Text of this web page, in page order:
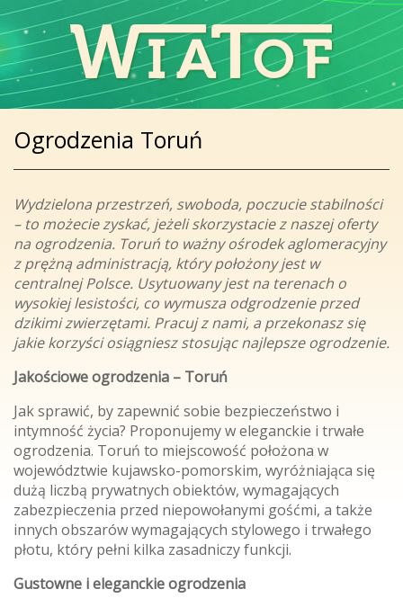
Ogrodzenia Toruń
Wydzielona przestrzeń, swoboda, poczucie stabilności
– to możecie zyskać, jeżeli skorzystacie z naszej oferty
na ogrodzenia. Toruń to ważny ośrodek aglomeracyjny
z prężną administracją, który położony jest w
centralnej Polsce. Usytuowany jest na terenach o
wysokiej lesistości, co wymusza odgrodzenie przed
dzikimi zwierzętami. Pracuj z nami, a przekonasz się
jakie korzyści osiągniesz stosując najlepsze ogrodzenie.
Jakościowe ogrodzenia – Toruń
Jak sprawić, by zapewnić sobie bezpieczeństwo i
intymność życia? Proponujemy w eleganckie i trwałe
ogrodzenia. Toruń to miejscowość położona w
województwie kujawsko-pomorskim, wyróżniająca się
dużą liczbą prywatnych obiektów, wymagających
zabezpieczenia przed niepowołanymi gośćmi, a także
innych obszarów wymagających stylowego i trwałego
płotu, który pełni kilka zasadniczy funkcji.
Gustowne i eleganckie ogrodzenia